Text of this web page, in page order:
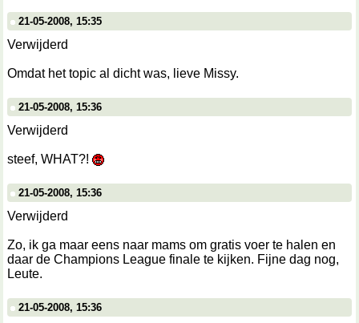
21-05-2008, 15:35
Verwijderd
Omdat het topic al dicht was, lieve Missy.
21-05-2008, 15:36
Verwijderd
steef, WHAT?!
21-05-2008, 15:36
Verwijderd
Zo, ik ga maar eens naar mams om gratis voer te halen en
daar de Champions League finale te kijken. Fijne dag nog,
Leute.
21-05-2008, 15:36